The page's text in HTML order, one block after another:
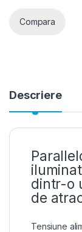
Compara
Descriere
dintr-o
de
Tensiune